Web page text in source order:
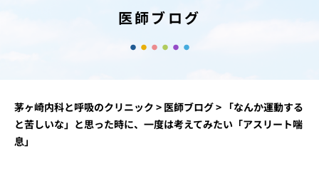
医師ブログ
茅ヶ崎内科と呼吸のクリニック > 医師ブログ> 「なんか運動する
と苦しいな」と思った時に、一度は考えてみたい「アスリート喘
息」